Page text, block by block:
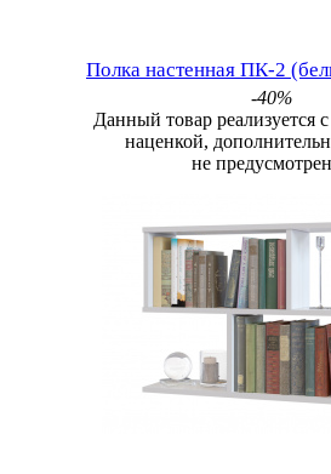
Полка настенная ПК-2
-40%
Данный товар реализуется
наценкой,
не